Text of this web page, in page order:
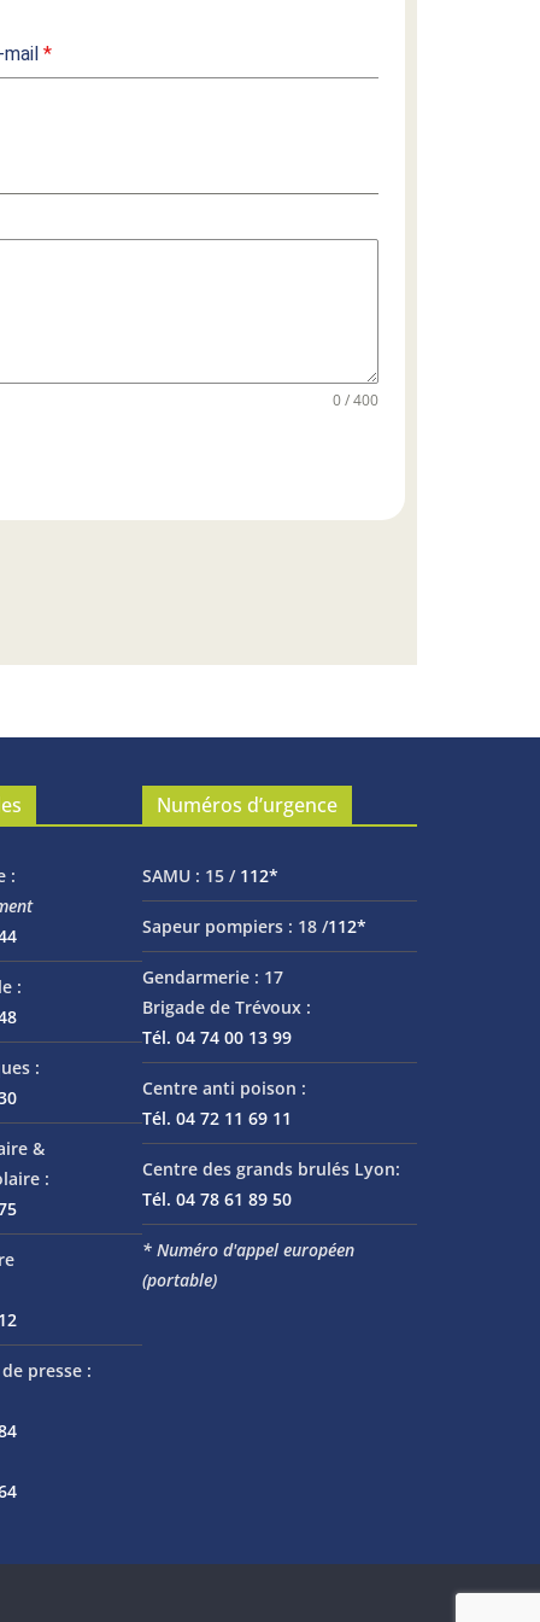
mail *
0 / 400
:
:
:
&
:
presse :
Numéros d’urgence
SAMU : 15 / 112*
Sapeur pompiers : 18 /112*
Gendarmerie : 17
Brigade de Trévoux :
Tél. 04 74 00 13 99
Centre anti poison :
Tél. 04 72 11 69 11
Centre des grands brulés Lyon:
Tél. 04 78 61 89 50
* Numéro d'appel européen
(portable)